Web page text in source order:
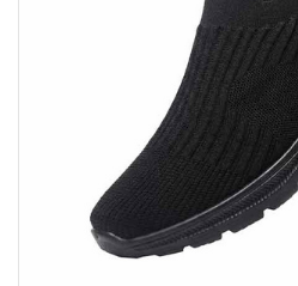
ขนมขบเคี้ยว และช็อคโกแลต
อาหารสด ผัก ผลไม้และเบเกอรี่